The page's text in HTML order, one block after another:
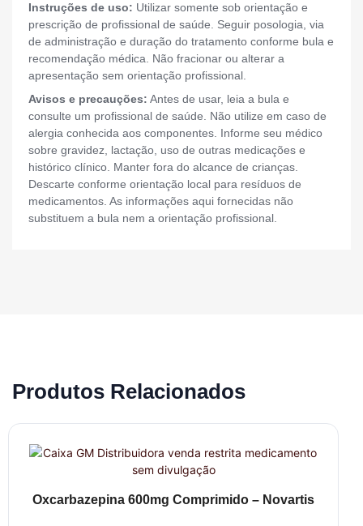
Instruções de uso: Utilizar somente sob orientação e
prescrição de profissional de saúde. Seguir posologia, via
de administração e duração do tratamento conforme bula e
recomendação médica. Não fracionar ou alterar a
apresentação sem orientação profissional.
Avisos e precauções: Antes de usar, leia a bula e
consulte um profissional de saúde. Não utilize em caso de
alergia conhecida aos componentes. Informe seu médico
sobre gravidez, lactação, uso de outras medicações e
histórico clínico. Manter fora do alcance de crianças.
Descarte conforme orientação local para resíduos de
medicamentos. As informações aqui fornecidas não
substituem a bula nem a orientação profissional.
Produtos Relacionados
Oxcarbazepina 600mg Comprimido – Novartis